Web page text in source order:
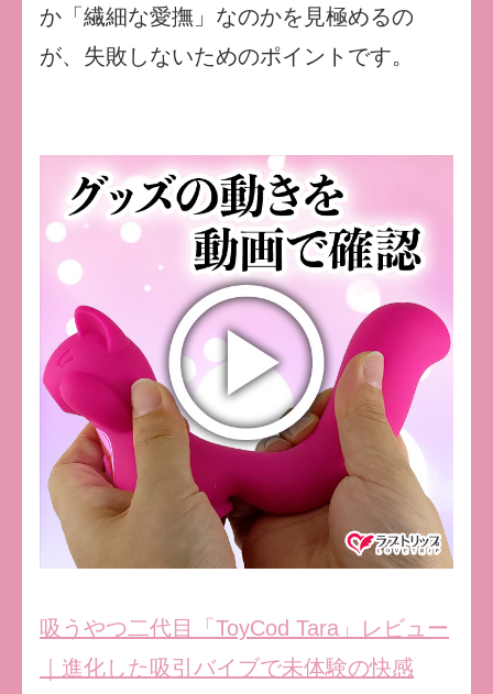
か「繊細な愛撫」なのかを見極めるの
が、失敗しないためのポイントです。
吸うやつ二代目「ToyCod Tara」レビュー
｜進化した吸引バイブで未体験の快感